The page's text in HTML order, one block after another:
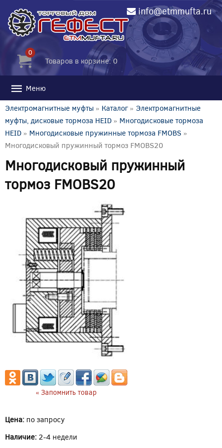
info@etmmufta.ru
0
Товаров в корзине: 0
Меню
Электромагнитные муфты » Каталог» Электромагнитные
муфты, дисковые тормоза HEID » Многодисковые тормоза
HEID » Многодисковые пружинные тормоза FMOBS »
Многодисковый пружинный тормоз FMOBS20
Многодисковый пружинный
тормоз FMOBS20
« Запомнить товар
Цена: по запросу
Наличие: 2-4 недели